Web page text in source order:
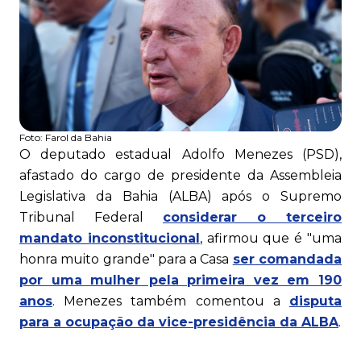
Foto: Farol da Bahia
O deputado estadual Adolfo Menezes (PSD),
afastado do cargo de presidente da Assembleia
Legislativa da Bahia (ALBA) após o Supremo
Tribunal Federal considerar o terceiro
mandato inconstitucional , afirmou que é "uma
honra muito grande" para a Casa ser comandada
por uma mulher pela primeira vez em 190
anos. Menezes também comentou a disputa
para a ocupação da vice-presidência da ALBA.